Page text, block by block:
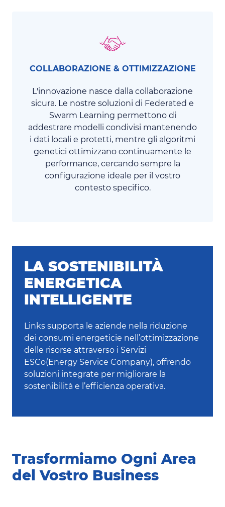
COLLABORAZIONE & OTTIMIZZAZIONE
L'innovazione nasce dalla collaborazione
sicura. Le nostre soluzioni di Federated e
Swarm Learning permettono di
addestrare modelli condivisi mantenendo
i dati locali e protetti, mentre gli algoritmi
genetici ottimizzano continuamente le
performance, cercando sempre la
configurazione ideale per il vostro
contesto specifico.
LA SOSTENIBILITÀ
ENERGETICA
INTELLIGENTE
Links supporta le aziende nella riduzione
dei consumi energeticie nell’ottimizzazione
delle risorse attraverso i Servizi
ESCo(Energy Service Company), offrendo
soluzioni integrate per migliorare la
sostenibilità e l’efficienza operativa.
Trasformiamo Ogni Area
del Vostro Business